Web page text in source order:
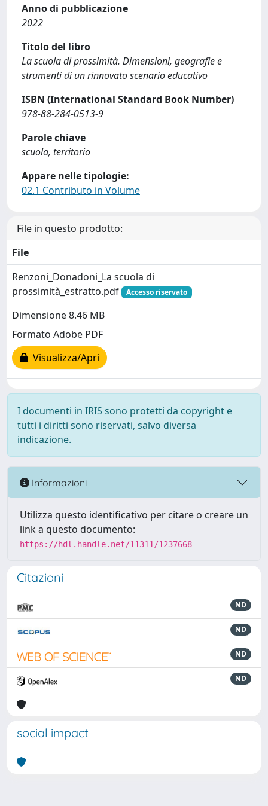
Anno di pubblicazione
2022
Titolo del libro
La scuola di prossimità. Dimensioni, geografie e
strumenti di un rinnovato scenario educativo
ISBN (International Standard Book Number)
978-88-284-0513-9
Parole chiave
scuola, territorio
Appare nelle tipologie:
02.1 Contributo in Volume
File in questo prodotto:
File
Renzoni_Donadoni_La scuola di
prossimità_estratto.pdf
Accesso riservato
Dimensione 8.46 MB
Formato Adobe PDF
Visualizza/Apri
I documenti in IRIS sono protetti da copyright e
tutti i diritti sono riservati, salvo diversa
indicazione.
Informazioni
Utilizza questo identificativo per citare o creare un
link a questo documento:
https://hdl.handle.net/11311/1237668
Citazioni
ND
ND
ND
ND
social impact